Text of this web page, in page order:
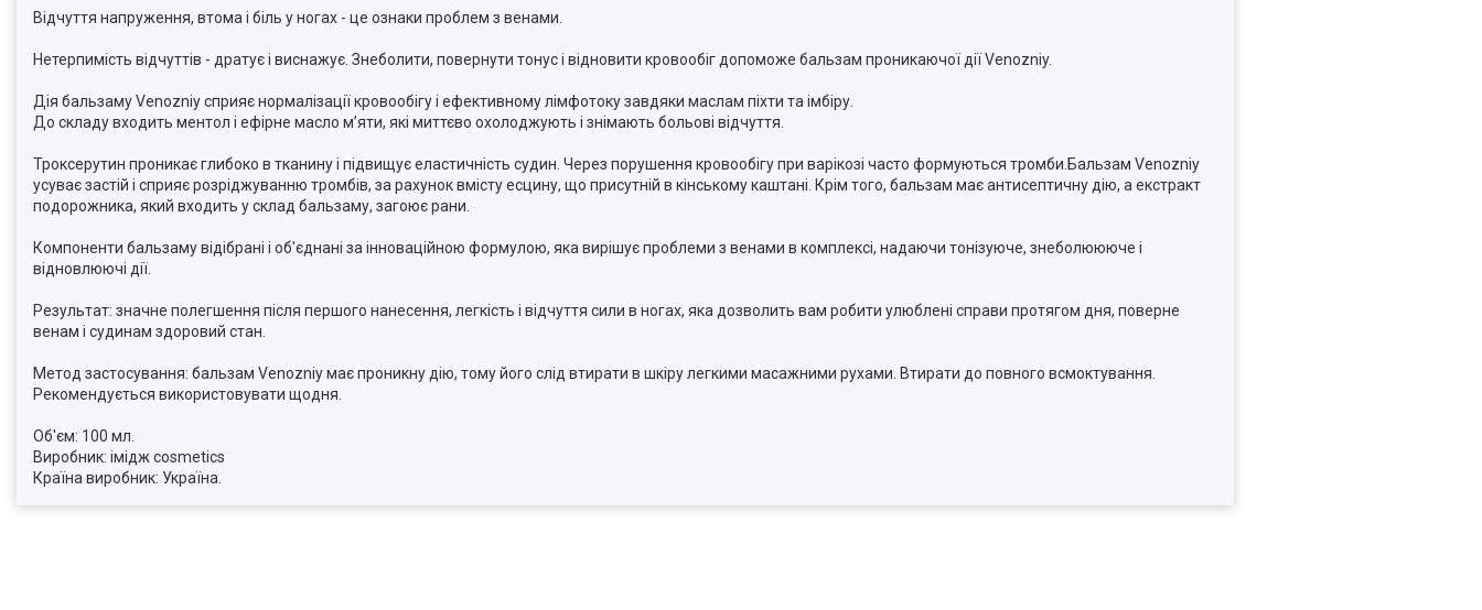
Відчуття напруження, втома і біль у ногах - це ознаки проблем з венами.
Нетерпимість відчуттів - дратує і виснажує. Знеболити, повернути тонус і відновити кровообіг допоможе бальзам проникаючої дії Venozniy.
Дія бальзаму Venozniy сприяє нормалізації кровообігу і ефективному лімфотоку завдяки маслам піхти та імбіру.
До складу входить ментол і ефірне масло м’яти, які миттєво охолоджують і знімають больові відчуття.
Троксерутин проникає глибоко в тканину і підвищує еластичність судин. Через порушення кровообігу при варікозі часто формуються тромби.Бальзам Venozniy
усуває застій і сприяє розріджуванню тромбів, за рахунок вмісту есцину, що присутній в кінському каштані. Крім того, бальзам має антисептичну дію, а екстракт
подорожника, який входить у склад бальзаму, загоює рани.
Компоненти бальзаму відібрані і об'єднані за інноваційною формулою, яка вирішує проблеми з венами в комплексі, надаючи тонізуюче, знеболюююче і
відновлюючі дії.
Результат: значне полегшення після першого нанесення, легкість і відчуття сили в ногах, яка дозволить вам робити улюблені справи протягом дня, поверне
венам і судинам здоровий стан.
Метод застосування: бальзам Venozniy має проникну дію, тому його слід втирати в шкіру легкими масажними рухами. Втирати до повного всмоктування.
Рекомендується використовувати щодня.
Об'єм: 100 мл.
Виробник: імідж cosmetics
Країна виробник: Україна.